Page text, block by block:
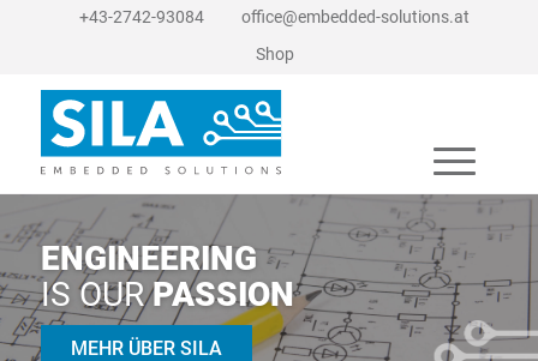
+43-2742-93084
office@embedded-solutions.at
Shop
ENGINEERING
IS OURPASSION
MEHR ÜBER SILA